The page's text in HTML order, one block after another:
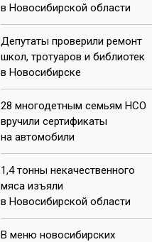
в Новосибирской области
Депутаты проверили ремонт
школ, тротуаров и библиотек
в Новосибирске
28 многодетным семьям НСО
вручили сертификаты
на автомобили
1,4 тонны некачественного
мяса изъяли
в Новосибирской области
В меню новосибирских